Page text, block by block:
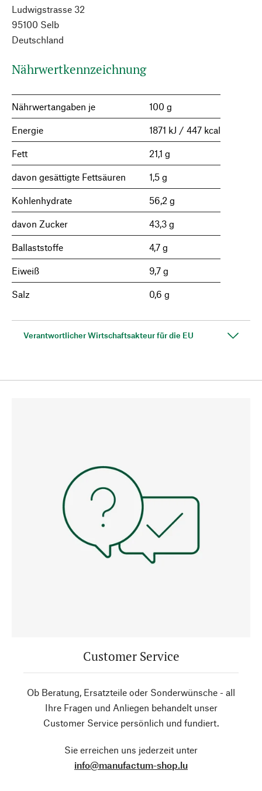
Ludwigstrasse 32
95100 Selb
Deutschland
Nährwertkennzeichnung
Nährwertangaben je 100 g
Energie 1871 kJ / 447 kcal
Fett 21,1 g
davon gesättigte Fettsäuren 1,5 g
Kohlenhydrate 56,2 g
davon Zucker 43,3 g
Ballaststoffe 4,7 g
Eiweiß 9,7 g
Salz 0,6 g
Verantwortlicher Wirtschaftsakteur für die EU
Customer Service
Ob Beratung, Ersatzteile oder Sonderwünsche - all
Ihre Fragen und Anliegen behandelt unser
Customer Service persönlich und fundiert.
Sie erreichen uns jederzeit unter
info@manufactum-shop.lu